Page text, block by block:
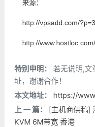
来源：
http://vpsadd.com/
http://
特别申明：
若无说明,文
址，谢谢合作！
本文地址：
https://
上 一 篇：
[主机商供稿]
KVM 6M带宽 香港